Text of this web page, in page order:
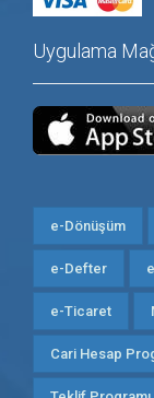
Uygulama
e-Dönüşüm
e-Defter
e-Ticaret
Cari Hesap